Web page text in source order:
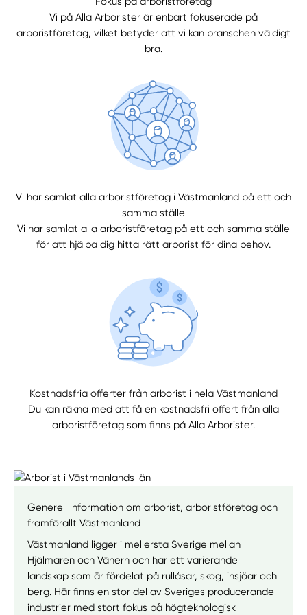
Välj tillvägagångssätt
Vi på Alla Arborister är enbart fokuserade på
arboristföretag, vilket betyder att vi kan branschen väldigt
bra.
Vi har samlat alla arboristföretag i Västmanland på ett och
samma ställe
Vi har samlat alla arboristföretag på ett och samma ställe
för att hjälpa dig hitta rätt arborist för dina behov.
Kostnadsfria offerter från arborist i hela Västmanland
Du kan räkna med att få en kostnadsfri offert från alla
arboristföretag som finns på Alla Arborister.
Generell information om arborist, arboristföretag och
framförallt Västmanland
Västmanland ligger i mellersta Sverige mellan
Hjälmaren och Vänern och har ett varierande
landskap som är fördelat på rullåsar, skog, insjöar och
berg. Här finns en stor del av Sveriges producerande
industrier med stort fokus på högteknologisk